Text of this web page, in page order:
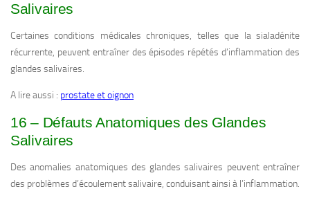
Salivaires
Certaines conditions médicales chroniques, telles que la sialadénite
récurrente, peuvent entraîner des épisodes répétés d’inflammation des
glandes salivaires.
A lire aussi : prostate et oignon
16 – Défauts Anatomiques des Glandes
Salivaires
Des anomalies anatomiques des glandes salivaires peuvent entraîner
des problèmes d’écoulement salivaire, conduisant ainsi à l’inflammation.